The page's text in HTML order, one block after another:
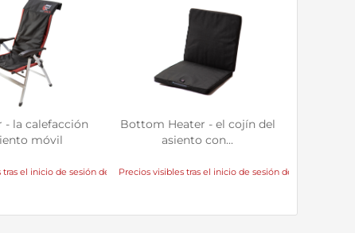
- la calefacción
móvil
tras el inicio de sesión del distribuidor
Bottom Heater - el cojín del
asiento con...
Precios visibles tras el inicio de sesión del distribuidor